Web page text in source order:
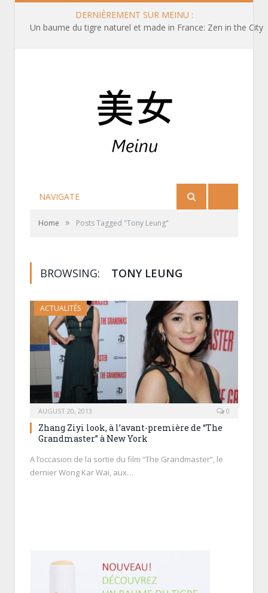
DERNIÈREMENT SUR MEINU :
Un baume du tigre naturel et made in France: Zen in the City
NAVIGATE
Home » Posts Tagged "Tony Leung"
BROWSING: TONY LEUNG
ACTUALITÉS
AUGUST 20, 2013 0
Zhang Ziyi look, à l’avant-première de “The
Grandmaster” à New York
A l’occasion de la sortie du film “The Grandmaster”, le
dernier Wong Kar Wai, aux…